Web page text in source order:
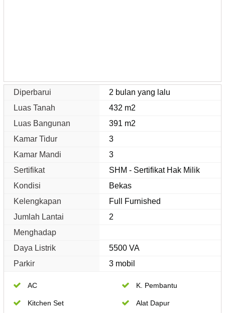
Diperbarui
2 bulan yang lalu
Luas Tanah
432 m2
Luas Bangunan
391 m2
Kamar Tidur
3
Kamar Mandi
3
Sertifikat
SHM - Sertifikat Hak Milik
Kondisi
Bekas
Kelengkapan
Full Furnished
Jumlah Lantai
2
Menghadap
Daya Listrik
5500 VA
Parkir
3 mobil
AC K. Pembantu
Kitchen Set Alat Dapur